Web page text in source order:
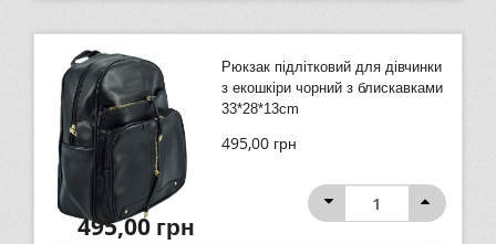
Рюкзак підлітковий для дівчинки
з екошкіри чорний з блискавками
33*28*13cm
495,00 грн
495,00грн